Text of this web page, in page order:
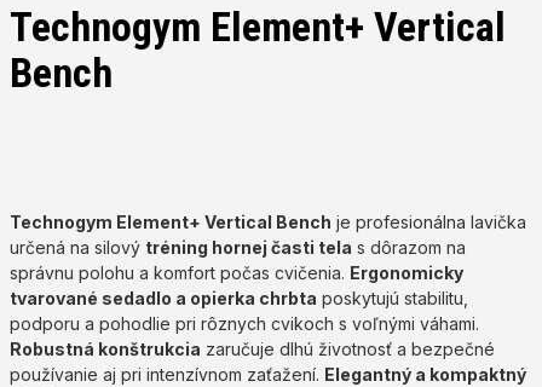
Technogym Element+ Vertical
Bench
Technogym Element+ Vertical Bench je profesionálna lavička
určená na silový tréning hornej časti tela s dôrazom na
správnu polohu a komfort počas cvičenia. Ergonomicky
tvarované sedadlo a opierka chrbta poskytujú stabilitu,
podporu a pohodlie pri rôznych cvikoch s voľnými váhami.
Robustná konštrukcia zaručuje dlhú životnosť a bezpečné
používanie aj pri intenzívnom zaťažení. Elegantný a kompaktný